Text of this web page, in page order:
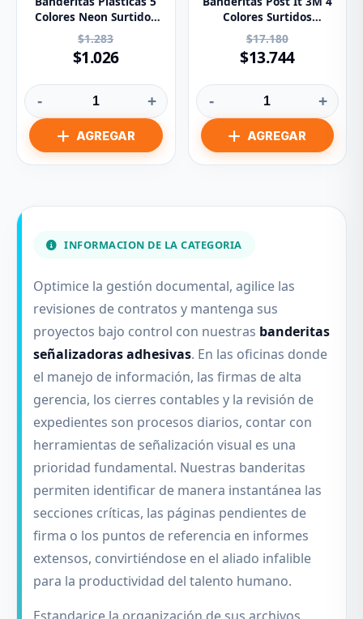
Colores Neon Surtidos
x125
$1.283
$1.026
- +
Colores Surtidos
Paq.x140u.
$17.180
$13.744
- +
INFORMACION DE LA CATEGORIA
Optimice la gestión documental, agilice las
revisiones de contratos y mantenga sus
proyectos bajo control con nuestras banderitas
señalizadoras adhesivas. En las oficinas donde
el manejo de información, las firmas de alta
gerencia, los cierres contables y la revisión de
expedientes son procesos diarios, contar con
herramientas de señalización visual es una
prioridad fundamental. Nuestras banderitas
permiten identificar de manera instantánea las
secciones críticas, las páginas pendientes de
firma o los puntos de referencia en informes
extensos, convirtiéndose en el aliado infalible
para la productividad del talento humano.